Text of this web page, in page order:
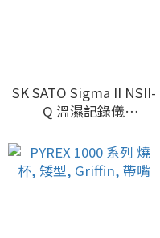
SK SATO Sigma II NSII-
Q 溫濕記錄儀